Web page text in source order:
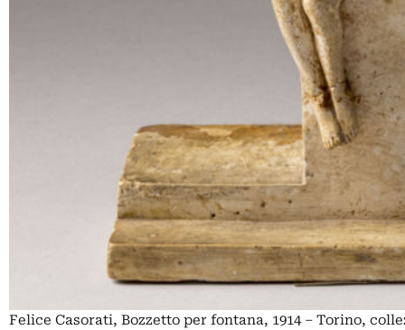
Felice Casorati, Bozzetto per fontana, 1914 – Torino,